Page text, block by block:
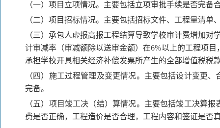
（一）项目立项情况。主要包括立项审批手续是否完备
（二）项目招标情况。主要包括招标文件、工程量清
（三）承包人虚报高报工程结算导致学校审计费增加
计审减率（审减额除以送审金额）在6%以上的工程项
承担学校开具相关经济补偿发票所产生的全部增值税税
（四）施工过程管理及变更情况。主要包括设计变更
完备。
（五）项目竣工决（结）算情况。主要包括竣工决算
费是否正确，工程造价是否合理，工程内容和签证是否